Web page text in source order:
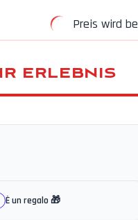
Preis wird
ERLEBNIS
È un regalo 🎁